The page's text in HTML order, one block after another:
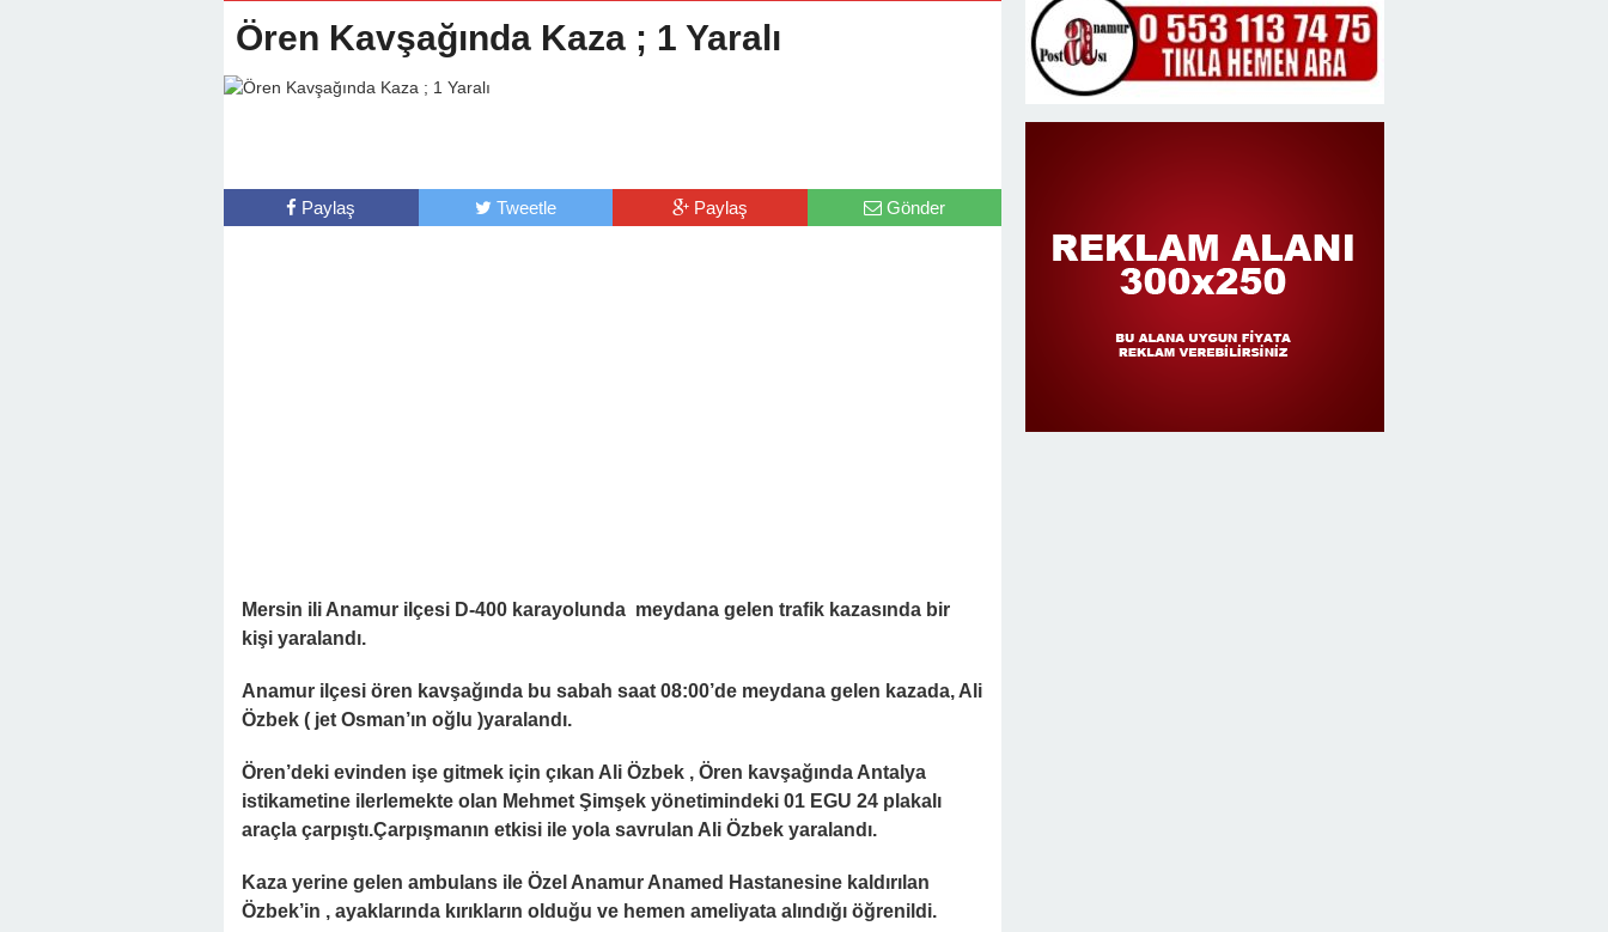
Ören Kavşağında Kaza ; 1 Yaralı
Paylaş Tweetle Paylaş Gönder
Mersin ili Anamur ilçesi D-400 karayolunda meydana gelen trafik kazasında bir
kişi yaralandı.
Anamur ilçesi ören kavşağında bu sabah saat 08:00’de meydana gelen kazada, Ali
Özbek ( jet Osman’ın oğlu )yaralandı.
Ören’deki evinden işe gitmek için çıkan Ali Özbek , Ören kavşağında Antalya
istikametine ilerlemekte olan Mehmet Şimşek yönetimindeki 01 EGU 24 plakalı
araçla çarpıştı.Çarpışmanın etkisi ile yola savrulan Ali Özbek yaralandı.
Kaza yerine gelen ambulans ile Özel Anamur Anamed Hastanesine kaldırılan
Özbek’in , ayaklarında kırıkların olduğu ve hemen ameliyata alındığı öğrenildi.